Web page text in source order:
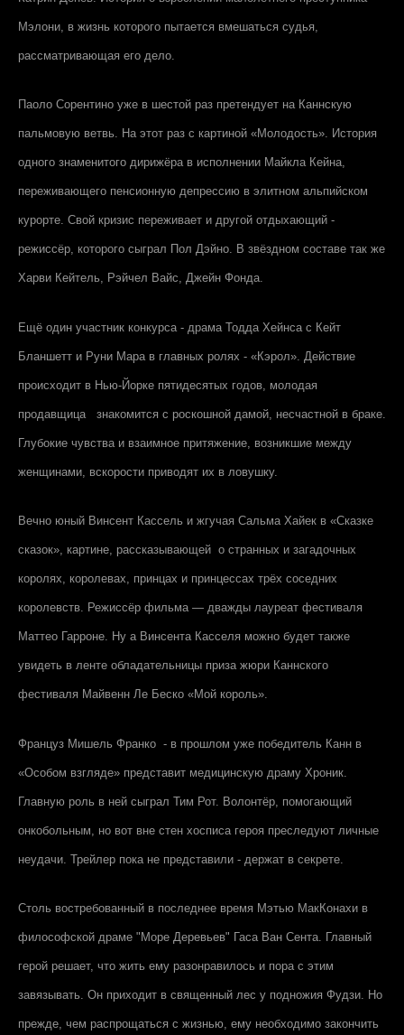
Мэлони, в жизнь которого пытается вмешаться судья,
рассматривающая его дело.
Паоло Сорентино уже в шестой раз претендует на Каннскую
пальмовую ветвь. На этот раз с картиной «Молодость». История
одного знаменитого дирижёра в исполнении Майкла Кейна,
переживающего пенсионную депрессию в элитном альпийском
курорте. Свой кризис переживает и другой отдыхающий -
режиссёр, которого сыграл Пол Дэйно. В звёздном составе так же
Харви Кейтель, Рэйчел Вайс, Джейн Фонда.
Ещё один участник конкурса - драма Тодда Хейнса с Кейт
Бланшетт и Руни Мара в главных ролях - «Кэрол». Действие
происходит в Нью-Йорке пятидесятых годов, молодая
продавщица знакомится с роскошной дамой, несчастной в браке.
Глубокие чувства и взаимное притяжение, возникшие между
женщинами, вскорости приводят их в ловушку.
Вечно юный Винсент Кассель и жгучая Сальма Хайек в «Сказке
сказок», картине, рассказывающей о странных и загадочных
королях, королевах, принцах и принцессах трёх соседних
королевств. Режиссёр фильма — дважды лауреат фестиваля
Маттео Гарроне. Ну а Винсента Касселя можно будет также
увидеть в ленте обладательницы приза жюри Каннского
фестиваля Майвенн Ле Беско «Мой король».
Француз Мишель Франко - в прошлом уже победитель Канн в
«Особом взгляде» представит медицинскую драму Хроник.
Главную роль в ней сыграл Тим Рот. Волонтёр, помогающий
онкобольным, но вот вне стен хосписа героя преследуют личные
неудачи. Трейлер пока не представили - держат в секрете.
Столь востребованный в последнее время Мэтью МакКонахи в
философской драме "Море Деревьев" Гаса Ван Сента. Главный
герой решает, что жить ему разонравилось и пора с этим
завязывать. Он приходит в священный лес у подножия Фудзи. Но
прежде, чем распрощаться с жизнью, ему необходимо закончить